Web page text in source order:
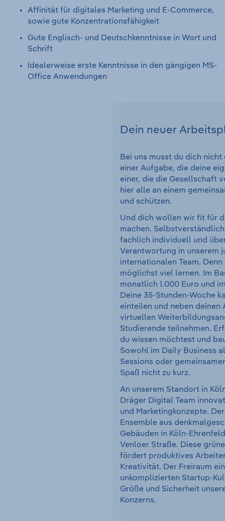
Affinität für digitales Marketing und E-Commerce,
sowie gute Konzentrationsfähigkeit
Gute Englisch- und Deutschkenntnisse in Wort und
Schrift
Idealerweise erste Kenntnisse in den gängigen MS-
Office Anwendungen
Dein neuer
Bei uns musst du dich
einer Aufgabe, die deine
einer, die die Gesellschaft
hier alle an einem
und schützen.
Und dich wollen wir fit für
machen.
fachlich individuell und
Verantwortung in unserem
internationalen Team.
möglichst viel lernen. Im
monatlich 1.000 Euro und
Deine 35-Stunden-Woche
einteilen und neben deinen
virtuellen
Studierende teilnehmen.
du wissen möchtest und
Sowohl im Daily Business
Sessions oder
Spaß nicht zu kurz.
An unserem Standort in
Dräger Digital Team
und Marketingkonzepte.
Ensemble aus
Gebäuden in Köln-
Venloer Straße. Diese
fördert produktives
Kreativität. Der Freiraum
unkomplizierten Startup-
Größe und Sicherheit
Konzerns.